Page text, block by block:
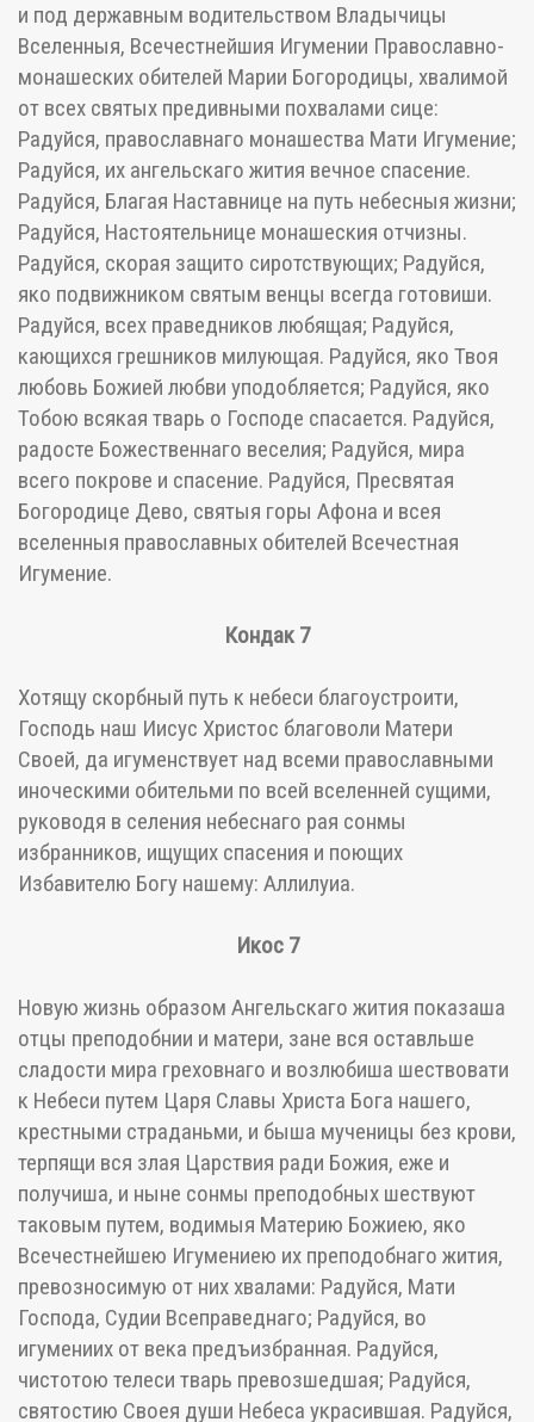
и под державным водительством Владычицы
Вселенныя, Всечестнейшия Игумении Православно-
монашеских обителей Марии Богородицы, хвалимой
от всех святых предивными похвалами сице:
Радуйся, православнаго монашества Мати Игумение;
Радуйся, их ангельскаго жития вечное спасение.
Радуйся, Благая Наставнице на путь небесныя жизни;
Радуйся, Настоятельнице монашеския отчизны.
Радуйся, скорая защито сиротствующих; Радуйся,
яко подвижником святым венцы всегда готовиши.
Радуйся, всех праведников любящая; Радуйся,
кающихся грешников милующая. Радуйся, яко Твоя
любовь Божией любви уподобляется; Радуйся, яко
Тобою всякая тварь о Господе спасается. Радуйся,
радосте Божественнаго веселия; Радуйся, мира
всего покрове и спасение. Радуйся, Пресвятая
Богородице Дево, святыя горы Афона и всея
вселенныя православных обителей Всечестная
Игумение.
Кондак 7
Хотящу скорбный путь к небеси благоустроити,
Господь наш Иисус Христос благоволи Матери
Своей, да игуменствует над всеми православными
иноческими обительми по всей вселенней сущими,
руководя в селения небеснаго рая сонмы
избранников, ищущих спасения и поющих
Избавителю Богу нашему: Аллилуиа.
Икос 7
Новую жизнь образом Ангельскаго жития показаша
отцы преподобнии и матери, зане вся оставльше
сладости мира греховнаго и возлюбиша шествовати
к Небеси путем Царя Славы Христа Бога нашего,
крестными страданьми, и быша мученицы без крови,
терпящи вся злая Царствия ради Божия, еже и
получиша, и ныне сонмы преподобных шествуют
таковым путем, водимыя Материю Божиею, яко
Всечестнейшею Игумениею их преподобнаго жития,
превозносимую от них хвалами: Радуйся, Мати
Господа, Судии Всеправеднаго; Радуйся, во
игумениих от века предъизбранная. Радуйся,
чистотою телеси тварь превозшедшая; Радуйся,
святостию Своея души Небеса украсившая. Радуйся,